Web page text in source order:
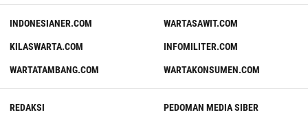
INDONESIANER.COM
KILASWARTA.COM
WARTATAMBANG.COM
WARTASAWIT.COM
INFOMILITER.COM
WARTAKONSUMEN.COM
REDAKSI PEDOMAN MEDIA SIBER